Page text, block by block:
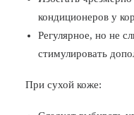
кондиционеров у
Регулярное, но не
стимулировать
При сухой коже: